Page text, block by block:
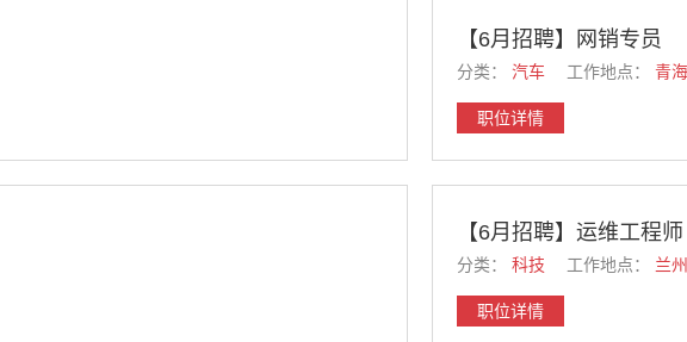
【6月招聘】网销专员
分类： 汽车 工作地点： 青海
职位详情
【6月招聘】运维工程师
分类： 科技 工作地点： 兰州
职位详情